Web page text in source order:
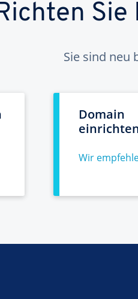
Sie
Sie sind neu
Domain
Wir